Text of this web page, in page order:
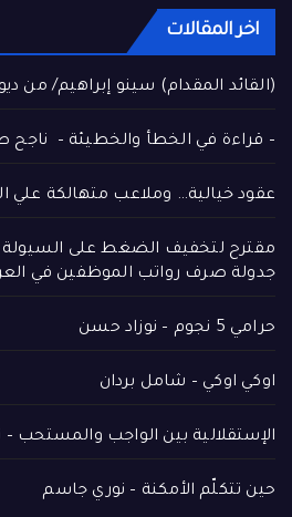
اخر المقالات
(القائد المقدام) سينو إبراهيم/ من
– قراءة في الخطأ والخطيئة – ناجح
عقود خيالية… وملاعب متهالكة علي
مقترح لتخفيف الضغط على السيولة
جدولة صرف رواتب الموظفين في
حرامي 5 نجوم – نوزاد حسن
اوكي اوكي – شامل بردان
الإستقلالية بين الواجب والمستحب –
حين تتكلّم الأمكنة – نوري جاسم